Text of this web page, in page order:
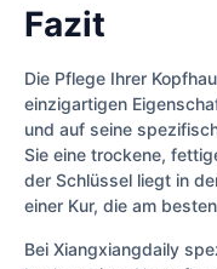
Fazit
Die Pflege Ihrer
einzigartigen
und auf seine
Sie eine trockene,
der Schlüssel liegt in
einer Kur, die am
Bei Xiangxiangdaily